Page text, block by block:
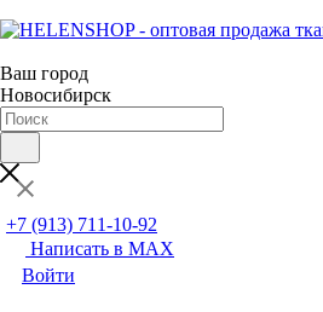
Ваш город
Новосибирск
+7 (913) 711-10-92
Написать в MAX
Войти